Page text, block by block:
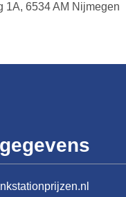
1A, 6534 AM Nijmegen